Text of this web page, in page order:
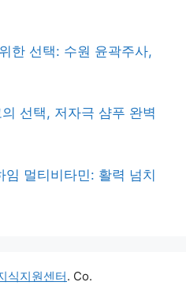
한 선택: 수원 윤곽주사,
선택, 저자극 샴푸 완벽
멀티비타민: 활력 넘치
식지원센터. Co.